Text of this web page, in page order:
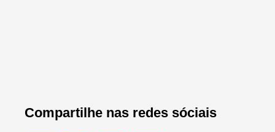
Compartilhe nas redes sóciais